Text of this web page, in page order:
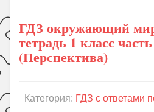
ГДЗ окружающий
тетрадь 1 класс
(Перспектива)
Категория: ГДЗ с ответами